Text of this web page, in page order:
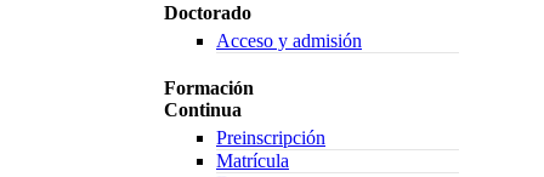
Doctorado
Acceso y admisión
Formación
Continua
Preinscripción
Matrícula